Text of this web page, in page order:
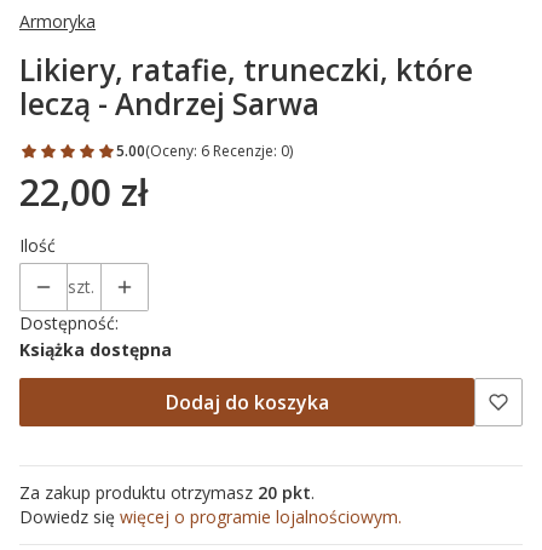
Armoryka
Likiery, ratafie, truneczki, które
leczą - Andrzej Sarwa
5.00(Oceny: 6 Recenzje: 0)
Cena
22,00 zł
Ilość
szt.
Dostępność:
Książka dostępna
Dodaj do koszyka
Za zakup produktu otrzymasz 20 pkt.
Dowiedz się więcej o programie lojalnościowym.